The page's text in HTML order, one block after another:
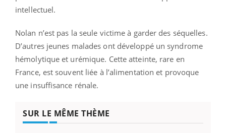
intellectuel.
Nolan n’est pas la seule victime à garder des séquelles.
D’autres jeunes malades ont développé un syndrome
hémolytique et urémique. Cette atteinte, rare en
France, est souvent liée à l’alimentation et provoque
une insuffisance rénale.
SUR LE MÊME THÈME